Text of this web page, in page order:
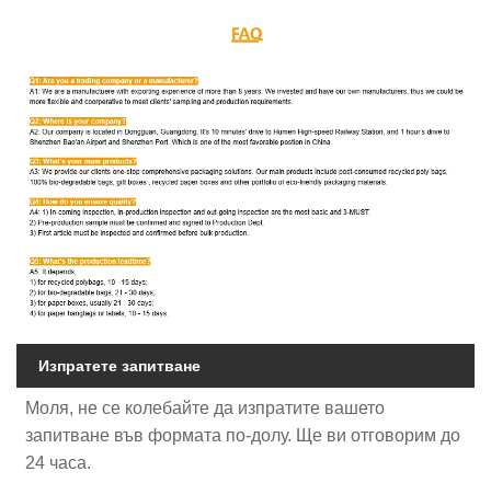
Изпратете запитване
Моля, не се колебайте да изпратите вашето
запитване във формата по-долу. Ще ви отговорим до
24 часа.